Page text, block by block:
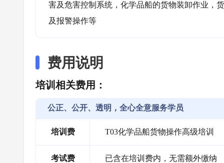
害及危害控制系统，化学品船的货物装卸作业，
及报警操作等
费用说明
培训相关费用：
公正、公开、透明，全心全意服务学员
培训费 T03化学品船货物操作高级培训
考试费 已含在培训费内，无需额外缴纳